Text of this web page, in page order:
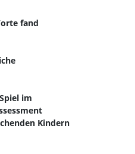
fand
im
Kindern